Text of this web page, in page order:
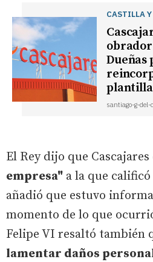
CASTILLA Y
Dueñas
plantilla
santiago-g-del-
El Rey dijo que Cascajares
empresa" a la que calificó
añadió que estuvo
momento de lo que
Felipe VI resaltó también
lamentar daños